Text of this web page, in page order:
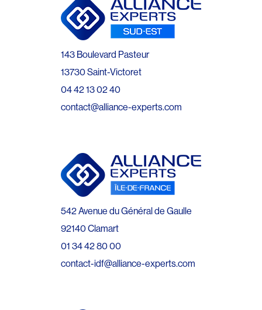
143 Boulevard Pasteur
13730 Saint-Victoret
04 42 13 02 40
contact@alliance-experts.com
542 Avenue du Général de Gaulle
92140 Clamart
01 34 42 80 00
contact-idf@alliance-experts.com